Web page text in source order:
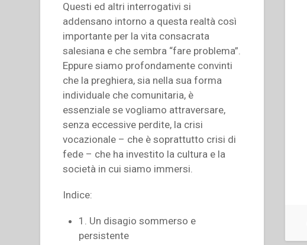
Questi ed altri interrogativi si
addensano intorno a questa realtà così
importante per la vita consacrata
salesiana e che sembra “fare problema”.
Eppure siamo profondamente convinti
che la preghiera, sia nella sua forma
individuale che comunitaria, è
essenziale se vogliamo attraversare,
senza eccessive perdite, la crisi
vocazionale – che è soprattutto crisi di
fede – che ha investito la cultura e la
società in cui siamo immersi.
Indice:
1. Un disagio sommerso e
persistente